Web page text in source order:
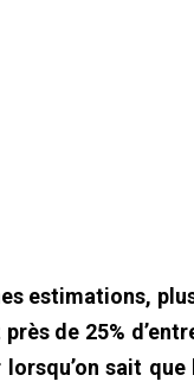
estimations,
près de 25%
sait